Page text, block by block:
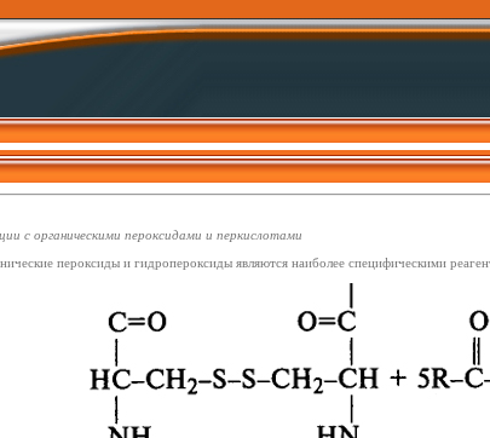
с органическими пероксидами и перкислотами
пероксиды и гидропероксиды являются наиболее специфическими